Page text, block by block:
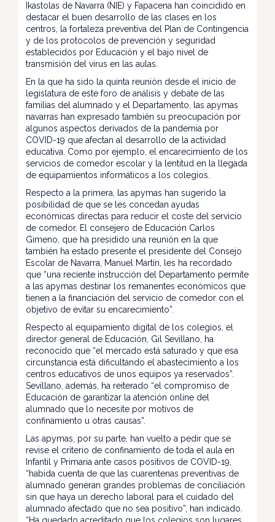
Ikastolas de Navarra (NIE) y Fapacena han coincidido en
destacar el buen desarrollo de las clases en los
centros, la fortaleza preventiva del Plan de Contingencia
y de los protocolos de prevención y seguridad
establecidos por Educación y el bajo nivel de
transmisión del virus en las aulas.
En la que ha sido la quinta reunión desde el inicio de
legislatura de este foro de análisis y debate de las
familias del alumnado y el Departamento, las apymas
navarras han expresado también su preocupación por
algunos aspectos derivados de la pandemia por
COVID-19 que afectan al desarrollo de la actividad
educativa. Como por ejemplo, el encarecimiento de los
servicios de comedor escolar y la lentitud en la llegada
de equipamientos informáticos a los colegios.
Respecto a la primera, las apymas han sugerido la
posibilidad de que se les concedan ayudas
económicas directas para reducir el coste del servicio
de comedor. El consejero de Educación Carlos
Gimeno, que ha presidido una reunión en la que
también ha estado presente el presidente del Consejo
Escolar de Navarra, Manuel Martín, les ha recordado
que “una reciente instrucción del Departamento permite
a las apymas destinar los remanentes económicos que
tienen a la financiación del servicio de comedor con el
objetivo de evitar su encarecimiento”.
Respecto al equipamiento digital de los colegios, el
director general de Educación, Gil Sevillano, ha
reconocido que “el mercado está saturado y que esa
circunstancia está dificultando el abastecimiento a los
centros educativos de unos equipos ya reservados”.
Sevillano, además, ha reiterado “el compromiso de
Educación de garantizar la atención online del
alumnado que lo necesite por motivos de
confinamiento u otras causas”.
Las apymas, por su parte, han vuelto a pedir que se
revise el criterio de confinamiento de toda el aula en
Infantil y Primaria ante casos positivos de COVID-19,
“habida cuenta de que las cuarentenas preventivas de
alumnado generan grandes problemas de conciliación
sin que haya un derecho laboral para el cuidado del
alumnado afectado que no sea positivo”, han indicado.